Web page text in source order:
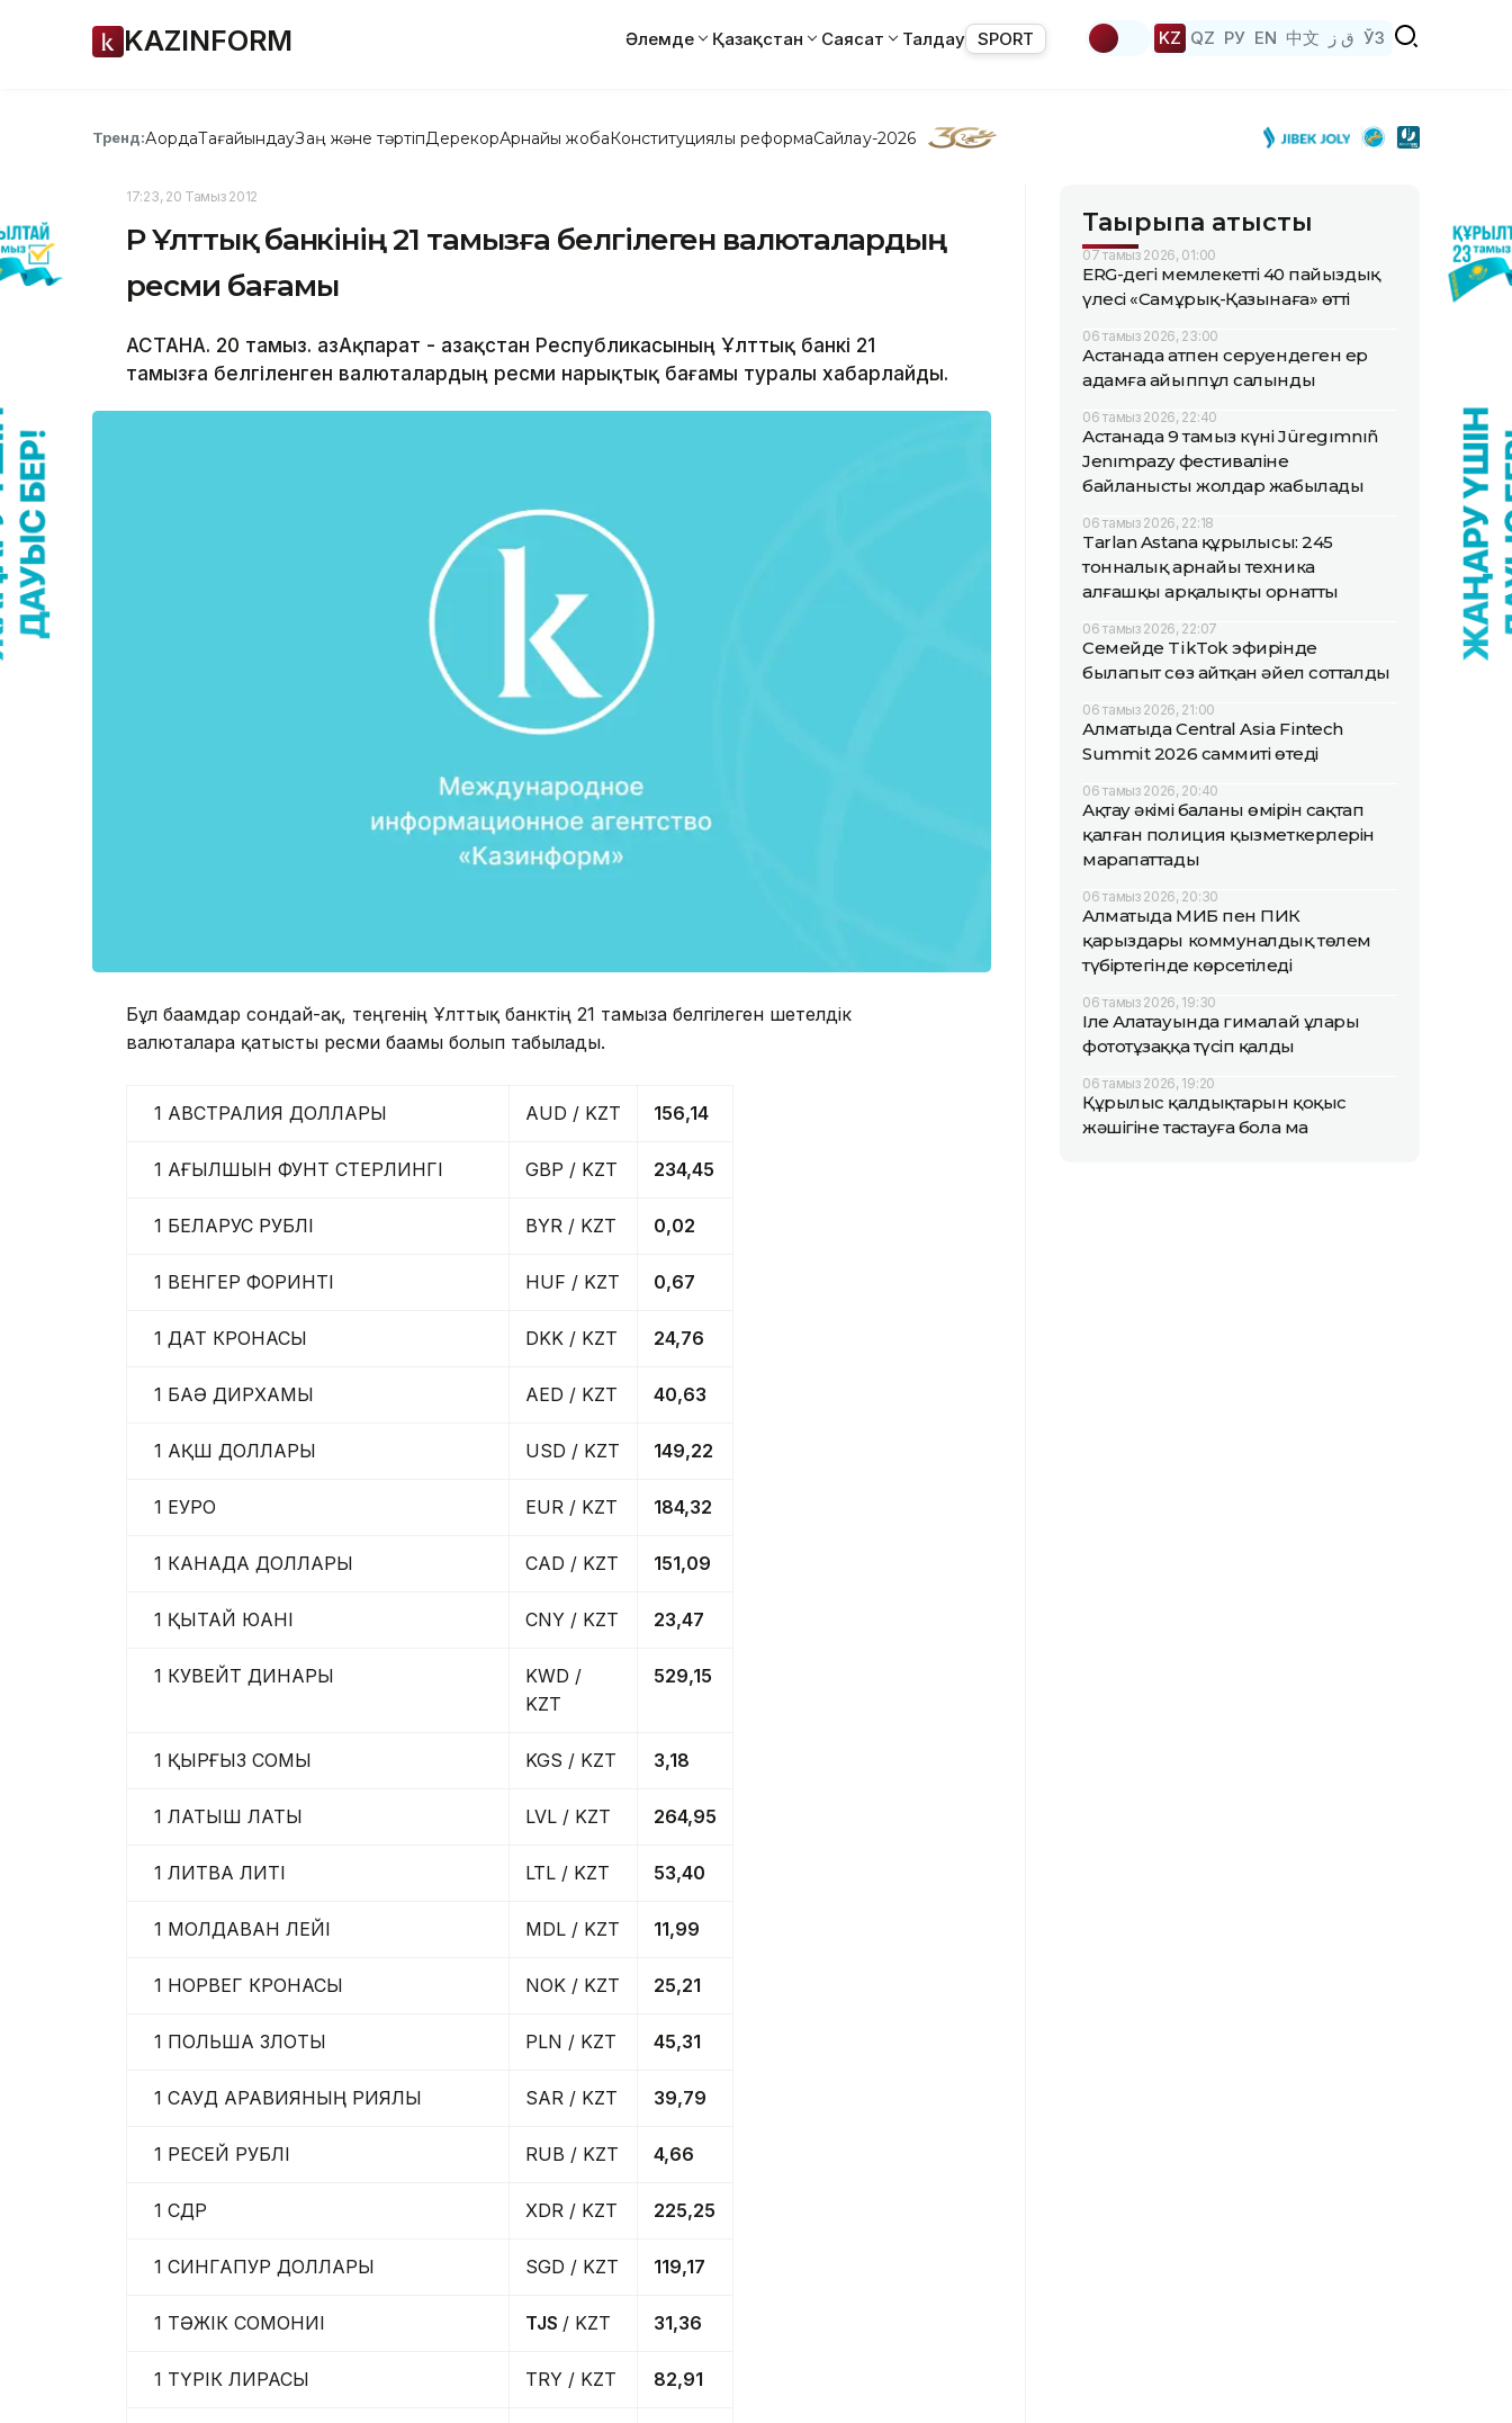
KAZINFORM Әлемде Қазақстан Саясат Талдау SPORT KZ QZ РУ EN 中文 ق ز ЎЗ
Тренд:АқордаТағайындауЗаң және тәртіпДерекқорАрнайы жобаКонституциялық реформаСайлау-2026
17:23, 20 Тамыз 2012
ҚР Ұлттық банкінің 21 тамызға белгілеген валюталардың
ресми бағамы
АСТАНА. 20 тамыз. ҚазАқпарат - Қазақстан Республикасының Ұлттық банкі 21
тамызға белгіленген валюталардың ресми нарықтық бағамы туралы хабарлайды.
Бұл бағамдар сондай-ақ, теңгенің Ұлттық банктің 21 тамызға белгілеген шетелдік
валюталарға қатысты ресми бағамы болып табылады.
1 АВСТРАЛИЯ ДОЛЛАРЫ AUD / KZT 156,14
1 АҒЫЛШЫН ФУНТ СТЕРЛИНГІ GBP / KZT 234,45
1 БЕЛАРУС РУБЛІ BYR / KZT 0,02
1 ВЕНГЕР ФОРИНТІ HUF / KZT 0,67
1 ДАТ КРОНАСЫ DKK / KZT 24,76
1 БАӘ ДИРХАМЫ AED / KZT 40,63
1 АҚШ ДОЛЛАРЫ USD / KZT 149,22
1 ЕУРО EUR / KZT 184,32
1 КАНАДА ДОЛЛАРЫ CAD / KZT 151,09
1 ҚЫТАЙ ЮАНІ CNY / KZT 23,47
1 КУВЕЙТ ДИНАРЫ
KWD /
KZT
529,15
1 ҚЫРҒЫЗ СОМЫ KGS / KZT 3,18
1 ЛАТЫШ ЛАТЫ LVL / KZT 264,95
1 ЛИТВА ЛИТІ LTL / KZT 53,40
1 МОЛДАВАН ЛЕЙІ MDL / KZT 11,99
1 НОРВЕГ КРОНАСЫ NOK / KZT 25,21
1 ПОЛЬША ЗЛОТЫ PLN / KZT 45,31
1 САУД АРАВИЯНЫҢ РИЯЛЫ SAR / KZT 39,79
1 РЕСЕЙ РУБЛІ RUB / KZT 4,66
1 СДР XDR / KZT 225,25
1 СИНГАПУР ДОЛЛАРЫ SGD / KZT 119,17
1 ТӘЖІК СОМОНИІ TJS / KZT 31,36
1 ТҮРІК ЛИРАСЫ TRY / KZT 82,91
Тақырыпқа қатысты
07 тамыз 2026, 01:00
ERG-дегі мемлекеттің 40 пайыздық
үлесі «Самұрық-Қазынаға» өтті
06 тамыз 2026, 23:00
Астанада атпен серуендеген ер
адамға айыппұл салынды
06 тамыз 2026, 22:40
Астанада 9 тамыз күні Jüregımnıñ
Jenımpazy фестиваліне
байланысты жолдар жабылады
06 тамыз 2026, 22:18
Tarlan Astana құрылысы: 245
тонналық арнайы техника
алғашқы арқалықты орнатты
06 тамыз 2026, 22:07
Семейде TikTok эфирінде
былапыт сөз айтқан әйел сотталды
06 тамыз 2026, 21:00
Алматыда Central Asia Fintech
Summit 2026 саммиті өтеді
06 тамыз 2026, 20:40
Ақтау әкімі баланың өмірін сақтап
қалған полиция қызметкерлерін
марапаттады
06 тамыз 2026, 20:30
Алматыда МИБ пен ПИК
қарыздары коммуналдық төлем
түбіртегінде көрсетіледі
06 тамыз 2026, 19:30
Іле Алатауында гималай ұлары
фототұзаққа түсіп қалды
06 тамыз 2026, 19:20
Құрылыс қалдықтарын қоқыс
жәшігіне тастауға бола ма